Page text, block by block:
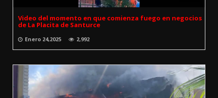
Video del momento en que comienza fuego en negocios
de La Placita de Santurce
Enero 24,2025 2,992